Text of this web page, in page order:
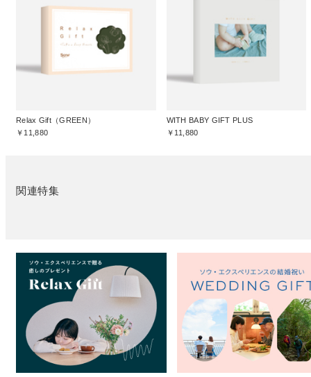
Relax Gift（GREEN）
￥11,880
WITH BABY GIFT PLUS
￥11,880
関連特集